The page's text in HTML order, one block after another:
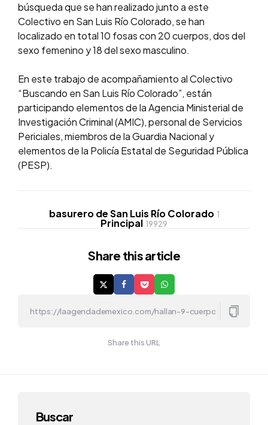
búsqueda que se han realizado junto a este
Colectivo en San Luis Río Colorado, se han
localizado en total 10 fosas con 20 cuerpos, dos del
sexo femenino y 18 del sexo masculino.
En este trabajo de acompañamiento al Colectivo
“Buscando en San Luis Río Colorado”, están
participando elementos de la Agencia Ministerial de
Investigación Criminal (AMIC), personal de Servicios
Periciales, miembros de la Guardia Nacional y
elementos de la Policía Estatal de Seguridad Pública
(PESP).
basurero de San Luis Río Colorado 1
Principal 19929
Share this article
Share this URL
Buscar